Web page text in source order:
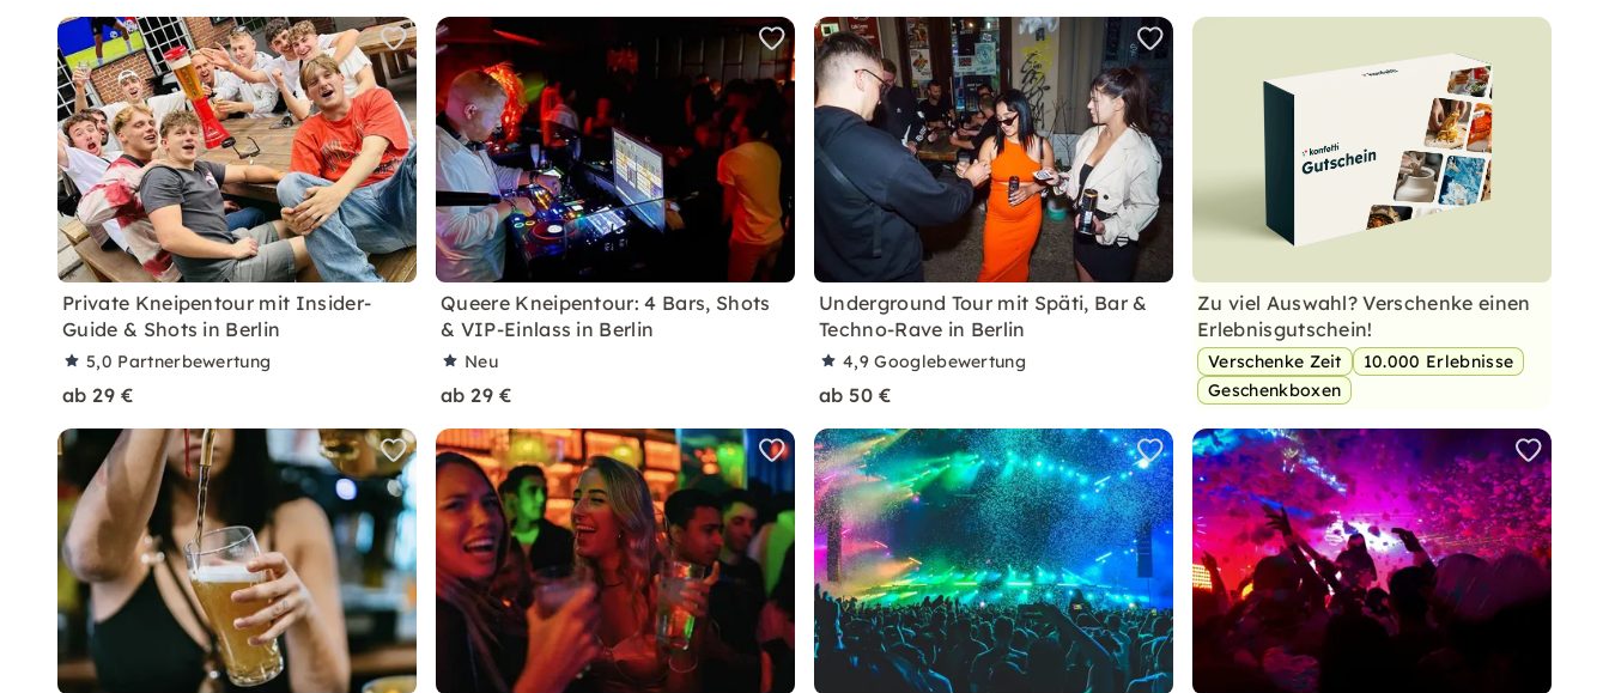
Private Kneipentour mit Insider-
Guide & Shots in Berlin
5,0 Partnerbewertung
ab 29 €
Queere Kneipentour: 4 Bars, Shots
& VIP-Einlass in Berlin
Neu
ab 29 €
Underground Tour mit Späti, Bar &
Techno-Rave in Berlin
4,9Googlebewertung
ab 50 €
Zu viel Auswahl? Verschenke einen
Erlebnisgutschein!
Verschenke Zeit
10.000 Erlebnisse
Geschenkboxen